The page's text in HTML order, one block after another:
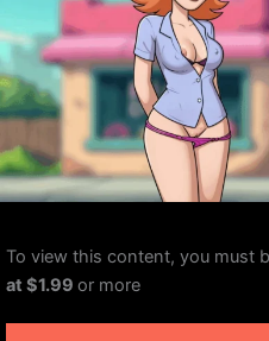
To view this content, you must
at $1.99 or more